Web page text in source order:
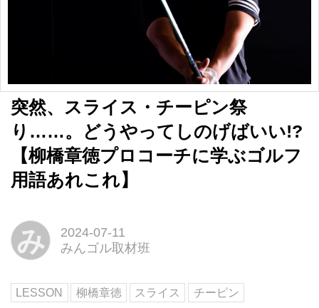
突然、スライス・チーピン祭
り……。どうやってしのげばいい!?
【柳橋章徳プロコーチに学ぶゴルフ
用語あれこれ】
み
2024-07-11
みんゴル取材班
LESSON 柳橋章徳 スライス チーピン